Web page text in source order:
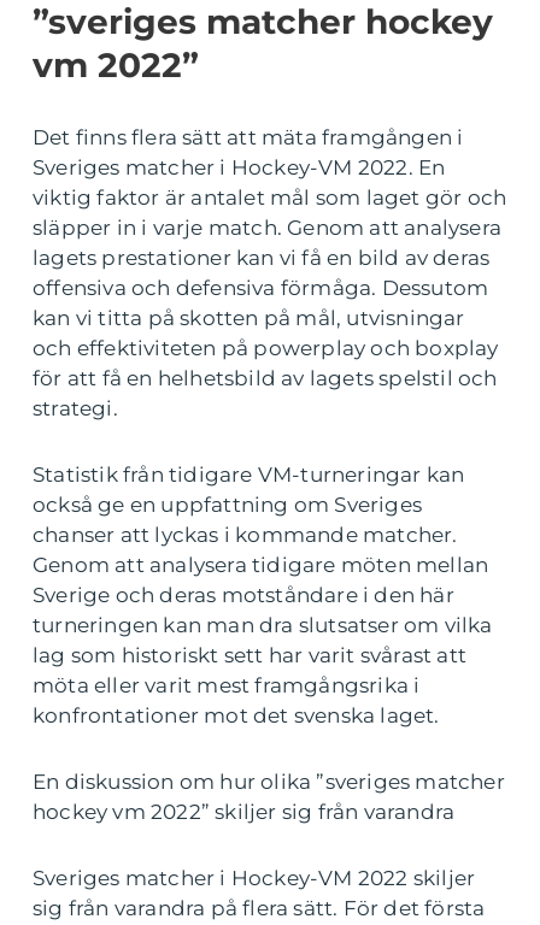
”sveriges matcher hockey
vm 2022”
Det finns flera sätt att mäta framgången i
Sveriges matcher i Hockey-VM 2022. En
viktig faktor är antalet mål som laget gör och
släpper in i varje match. Genom att analysera
lagets prestationer kan vi få en bild av deras
offensiva och defensiva förmåga. Dessutom
kan vi titta på skotten på mål, utvisningar
och effektiviteten på powerplay och boxplay
för att få en helhetsbild av lagets spelstil och
strategi.
Statistik från tidigare VM-turneringar kan
också ge en uppfattning om Sveriges
chanser att lyckas i kommande matcher.
Genom att analysera tidigare möten mellan
Sverige och deras motståndare i den här
turneringen kan man dra slutsatser om vilka
lag som historiskt sett har varit svårast att
möta eller varit mest framgångsrika i
konfrontationer mot det svenska laget.
En diskussion om hur olika ”sveriges matcher
hockey vm 2022” skiljer sig från varandra
Sveriges matcher i Hockey-VM 2022 skiljer
sig från varandra på flera sätt. För det första